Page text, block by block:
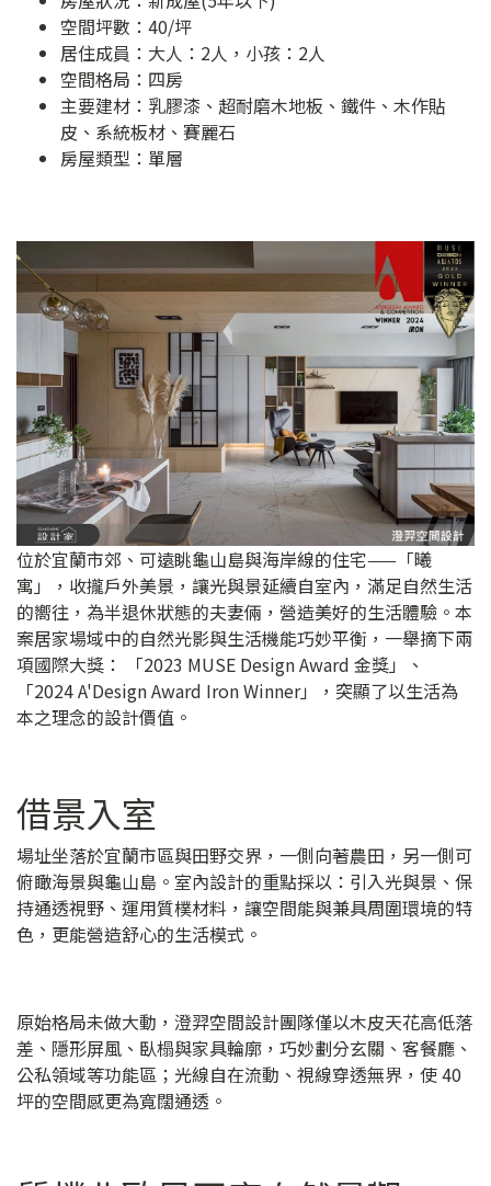
空間坪數：40/坪
居住成員：大人：2人，小孩：2人
空間格局：四房
主要建材：乳膠漆、超耐磨木地板、鐵件、木作貼
皮、系統板材、賽麗石
房屋類型：單層
位於宜蘭市郊、可遠眺龜山島與海岸線的住宅——「曦
寓」，收攏戶外美景，讓光與景延續自室內，滿足自然生活
的嚮往，為半退休狀態的夫妻倆，營造美好的生活體驗。本
案居家場域中的自然光影與生活機能巧妙平衡，一舉摘下兩
項國際大獎： 「2023 MUSE Design Award 金獎」、
「2024 A'Design Award Iron Winner」，突顯了以生活為
本之理念的設計價值。
借景入室
場址坐落於宜蘭市區與田野交界，一側向著農田，另一側可
俯瞰海景與龜山島。室內設計的重點採以：引入光與景、保
持通透視野、運用質樸材料，讓空間能與兼具周圍環境的特
色，更能營造舒心的生活模式。
原始格局未做大動，澄羿空間設計團隊僅以木皮天花高低落
差、隱形屏風、臥榻與家具輪廓，巧妙劃分玄關、客餐廳、
公私領域等功能區；光線自在流動、視線穿透無界，使 40
坪的空間感更為寬闊通透。